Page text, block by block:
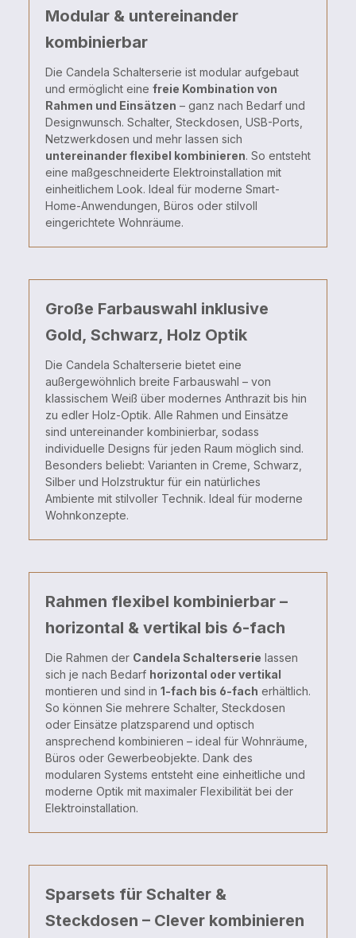
Modular & untereinander
kombinierbar
Die Candela Schalterserie ist modular aufgebaut
und ermöglicht eine freie Kombination von
Rahmen und Einsätzen – ganz nach Bedarf und
Designwunsch. Schalter, Steckdosen, USB-Ports,
Netzwerkdosen und mehr lassen sich
untereinanderflexibel kombinieren. So entsteht
eine maßgeschneiderte Elektroinstallation mit
einheitlichem Look. Ideal für moderne Smart-
Home-Anwendungen, Büros oder stilvoll
eingerichtete Wohnräume.
Große Farbauswahl inklusive
Gold, Schwarz, Holz Optik
Die Candela Schalterserie bietet eine
außergewöhnlich breite Farbauswahl – von
klassischem Weiß über modernes Anthrazit bis hin
zu edler Holz-Optik. Alle Rahmen und Einsätze
sind untereinander kombinierbar, sodass
individuelle Designs für jeden Raum möglich sind.
Besonders beliebt: Varianten in Creme, Schwarz,
Silber und Holzstruktur für ein natürliches
Ambiente mit stilvoller Technik. Ideal für moderne
Wohnkonzepte.
Rahmen flexibel kombinierbar –
horizontal & vertikal bis 6-fach
Die Rahmen der Candela Schalterserie lassen
sich je nach Bedarf horizontal odervertikal
montieren und sind in 1-fach bis 6-fach erhältlich.
So können Sie mehrere Schalter, Steckdosen
oder Einsätze platzsparend und optisch
ansprechend kombinieren – ideal für Wohnräume,
Büros oder Gewerbeobjekte. Dank des
modularen Systems entsteht eine einheitliche und
moderne Optik mit maximaler Flexibilität bei der
Elektroinstallation.
Sparsets für Schalter &
Steckdosen – Clever kombinieren